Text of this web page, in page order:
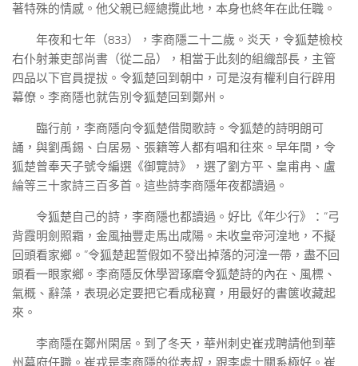
著特殊的情感。他父親已經總攬此地，本身也終年在此任職。
年夜和七年（833），李商隱二十二歲。炎天，令狐楚檢校
右仆射兼吏部尚書（從二品），相當于此刻的組織部長，主管
四品以下官員提拔。令狐楚回到朝中，可是沒有權利自行辟用
幕僚。李商隱也就告別令狐楚回到鄭州。
臨行前，李商隱向令狐楚借閱歌詩。令狐楚的詩明朗可
誦，與劉禹錫、白居易、張籍等人都有唱和往來。早年間，令
狐楚曾奉天子號令編選《御覽詩》，選了劉方平、皇甫冉、盧
綸等三十家詩三百多首。這些詩李商隱年夜都讀過。
令狐楚自己的詩，李商隱也都讀過。好比《年少行》：“弓
背霞明劍照霜，金風抽豐走馬出咸陽。未收皇帝河湟地，不擬
回頭看家鄉。”令狐楚起誓假如不發出掉落的河湟一帶，盡不回
頭看一眼家鄉。李商隱反休學習琢磨令狐楚詩的內在、風標、
氣概、辭藻，表現必定要把它看成秘寶，用最好的書篋收藏起
來。
李商隱在鄭州閑居。到了冬天，華州刺史崔戎聘請他到華
州幕府任職。崔戎是李商隱的從表叔，跟李處士關系極好。崔